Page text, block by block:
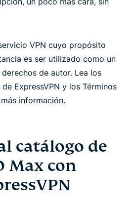
VPN cuyo propósito
es ser utilizado como un
de autor. Lea los
ExpressVPN y los Términos
información.
catálogo de
Max con